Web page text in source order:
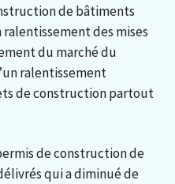
de bâtiments
des mises
du marché du
ralentissement
de construction partout
de construction de
qui a diminué de